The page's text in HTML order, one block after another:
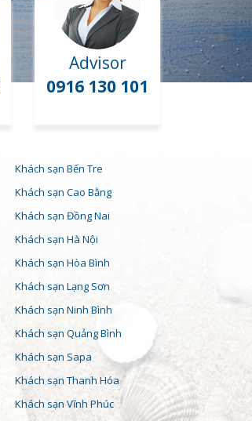
Advisor
0916 130 101
Khách sạn Bến Tre
Khách sạn Cao Bằng
Khách sạn Đồng Nai
Khách sạn Hà Nội
Khách sạn Hòa Bình
Khách sạn Lạng Sơn
Khách sạn Ninh Bình
Khách sạn Quảng Bình
Khách sạn Sapa
Khách sạn Thanh Hóa
Khách sạn Vĩnh Phúc